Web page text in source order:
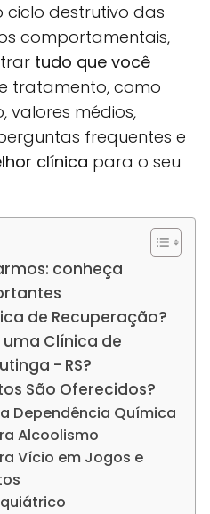
ciclo destrutivo das
comportamentais,
tudo que você
tratamento, como
valores médios,
frequentes e
clínica para o seu
conheça
de Recuperação?
uma Clínica de
- RS?
São Oferecidos?
Dependência Química
Alcoolismo
Vício em Jogos e